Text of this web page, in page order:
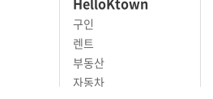
구인
렌트
부동산
자동차